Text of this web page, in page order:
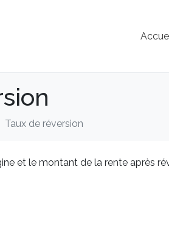
Taux de réversion
et le montant de la rente après